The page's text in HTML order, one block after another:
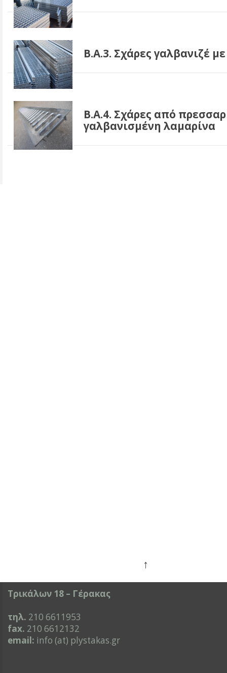
B.A.3. Σχάρες γαλβανιζέ
B.A.4. Σχάρες από
γαλβανισμένη λαμαρίνα
↑
Τρικάλων 18 – Γέρακας
τηλ. 210 6611953
fax. 210 6612132
email: info (at) plystakas.gr